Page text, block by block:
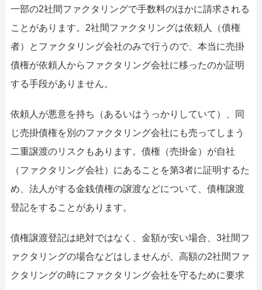
一部の2社間ファクタリングで手数料のほかに請求される
ことがあります。2社間ファクタリングは依頼人（債権
者）とファクタリング会社のみで行うので、本当に売掛
債権が依頼人からファクタリング会社に移ったのか証明
する手段がありません。
依頼人が悪意を持ち（あるいはうっかりしていて）、同
じ売掛債権を別のファクタリング会社にも売ってしまう
二重譲渡のリスクもあります。債権（売掛金）が自社
（ファクタリング会社）にあることを第3者に証明するた
め、法人がする金銭債権の譲渡などについて、債権譲渡
登記をすることがあります。
債権譲渡登記は絶対ではなく、金額が安い場合、3社間フ
ァクタリングの場合などはしませんが、高額の2社間ファ
クタリングの時にファクタリング会社を守るために要求